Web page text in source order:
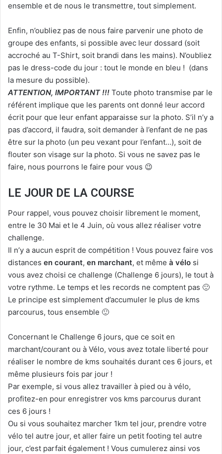
ensemble et de nous le transmettre, tout simplement.
Enfin, n’oubliez pas de nous faire parvenir une photo de
groupe des enfants, si possible avec leur dossard (soit
accroché au T-Shirt, soit brandi dans les mains). N’oubliez
pas le dress-code du jour : tout le monde en bleu ! (dans
la mesure du possible).
ATTENTION, IMPORTANT !!! Toute photo transmise par le
référent implique que les parents ont donné leur accord
écrit pour que leur enfant apparaisse sur la photo. S’il n’y a
pas d’accord, il faudra, soit demander à l’enfant de ne pas
être sur la photo (un peu vexant pour l’enfant…), soit de
flouter son visage sur la photo. Si vous ne savez pas le
faire, nous pourrons le faire pour vous 😉
LE JOUR DE LA COURSE
Pour rappel, vous pouvez choisir librement le moment,
entre le 30 Mai et le 4 Juin, où vous allez réaliser votre
challenge.
Il n’y a aucun esprit de compétition ! Vous pouvez faire vos
distances en courant, en marchant, et même à vélo si
vous avez choisi ce challenge (Challenge 6 jours), le tout à
votre rythme. Le temps et les records ne comptent pas 🙂
Le principe est simplement d’accumuler le plus de kms
parcourus, tous ensemble 🙂
Concernant le Challenge 6 jours, que ce soit en
marchant/courant ou à Vélo, vous avez totale liberté pour
réaliser le nombre de kms souhaités durant ces 6 jours, et
même plusieurs fois par jour !
Par exemple, si vous allez travailler à pied ou à vélo,
profitez-en pour enregistrer vos kms parcourus durant
ces 6 jours !
Ou si vous souhaitez marcher 1km tel jour, prendre votre
vélo tel autre jour, et aller faire un petit footing tel autre
jour, c’est parfait également ! Vous cumulerez ainsi vos